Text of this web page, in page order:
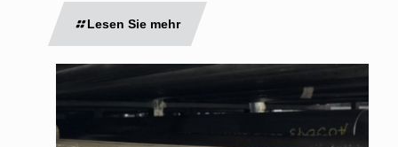
Lesen Sie mehr